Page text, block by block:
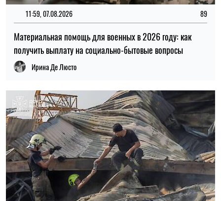
Ирина Де Люсто
12:37, 31.07.2026 4436